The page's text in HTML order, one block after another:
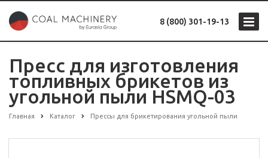
8 (800) 301-19-13
Пресс для изготовления
топливных брикетов из
угольной пыли HSMQ-03
Главная Каталог Прессы для брикетирования угольной пыли